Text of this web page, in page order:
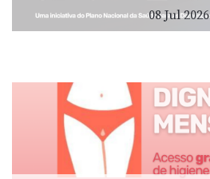
08 Jul 2026